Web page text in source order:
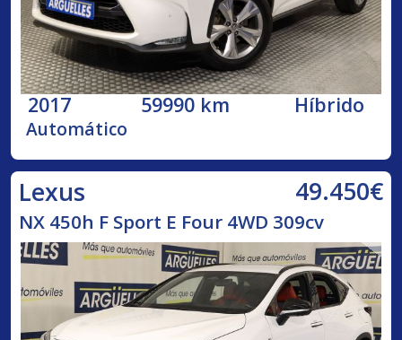
2017 59990 km Híbrido
Automático
Lexus 49.450€
NX 450h F Sport E Four 4WD 309cv